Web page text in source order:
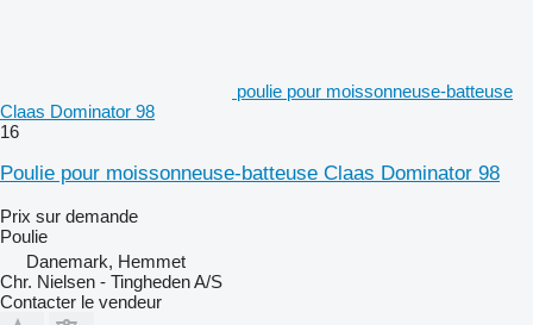
poulie pour moissonneuse-batteuse
Claas Dominator 98
16
Poulie pour moissonneuse-batteuse Claas Dominator 98
Prix sur demande
Poulie
Danemark, Hemmet
Chr. Nielsen - Tingheden A/S
Contacter le vendeur